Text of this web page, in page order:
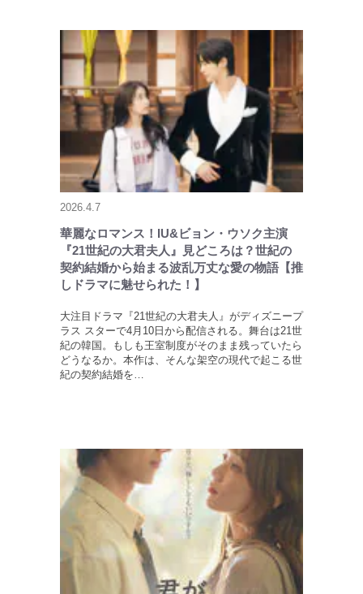
2026.4.7
華麗なロマンス！IU&ビョン・ウソク主演
『21世紀の大君夫人』見どころは？世紀の
契約結婚から始まる波乱万丈な愛の物語【推
しドラマに魅せられた！】
大注目ドラマ『21世紀の大君夫人』がディズニープ
ラス スターで4月10日から配信される。舞台は21世
紀の韓国。もしも王室制度がそのまま残っていたら
どうなるか。本作は、そんな架空の現代で起こる世
紀の契約結婚を…